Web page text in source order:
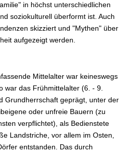
in höchst unterschiedlichen
soziokulturell überformt ist. Auch
skizziert und "Mythen" über
aufgezeigt werden.
Mittelalter war keineswegs
war das Frühmittelalter (6. - 9.
Grundherrschaft geprägt, unter der
oder unfreie Bauern (zu
verpflichtet), als Bedienstete
Landstriche, vor allem im Osten,
entstanden. Das durch